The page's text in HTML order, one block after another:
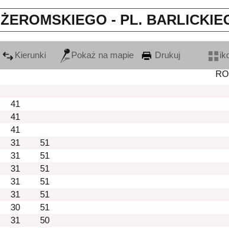
ŻEROMSKIEGO - PL.
Kierunki Pokaż na mapie Drukuj
41
41
41
31
51
31
51
31
51
31
51
31
51
30
51
31
50